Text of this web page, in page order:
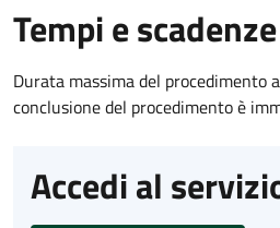
Tempi e scadenze
Durata massima del procedimento
conclusione del procedimento è
Accedi al